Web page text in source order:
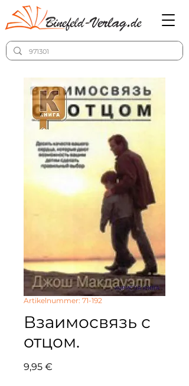
Artikelnummer: 71-192
Взаимосвязь с
отцом.
9,95 €